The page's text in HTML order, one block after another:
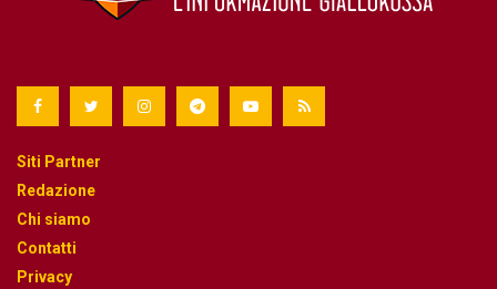
Siti Partner
Redazione
Chi siamo
Contatti
Privacy